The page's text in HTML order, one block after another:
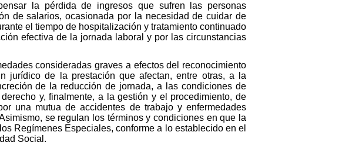
la pérdida de ingresos que sufren las personas
de salarios, ocasionada por la necesidad de cuidar de
el tiempo de hospitalización y tratamiento continuado
efectiva de la jornada laboral y por las circunstancias
consideradas graves a efectos del reconocimiento
jurídico de la prestación que afectan, entre otras, a la
de la reducción de jornada, a las condiciones de
y, finalmente, a la gestión y el procedimiento, de
una mutua de accidentes de trabajo y enfermedades
se regulan los términos y condiciones en que la
Regímenes Especiales, conforme a lo establecido en el
Social.